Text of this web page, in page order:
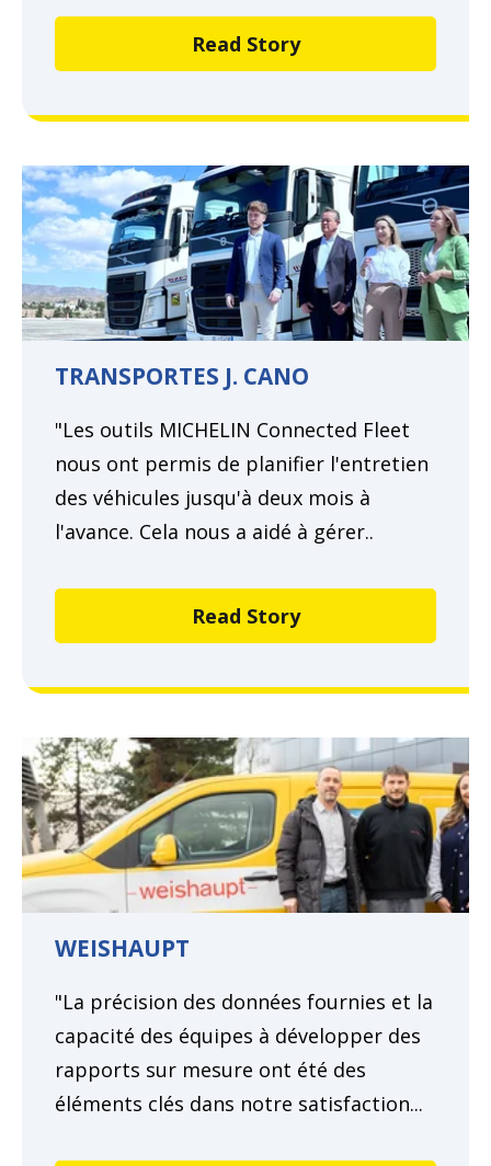
Read Story
TRANSPORTES J. CANO
"Les outils MICHELIN Connected Fleet
nous ont permis de planifier l'entretien
des véhicules jusqu'à deux mois à
l'avance. Cela nous a aidé à gérer..
Read Story
WEISHAUPT
"La précision des données fournies et la
capacité des équipes à développer des
rapports sur mesure ont été des
éléments clés dans notre satisfaction...